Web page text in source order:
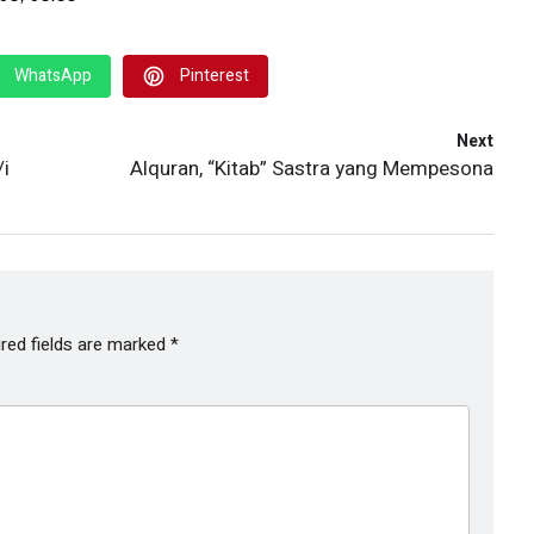
WhatsApp Pinterest
i
Next
Alquran, “Kitab” Sastra yang Mempesona
fields are marked *